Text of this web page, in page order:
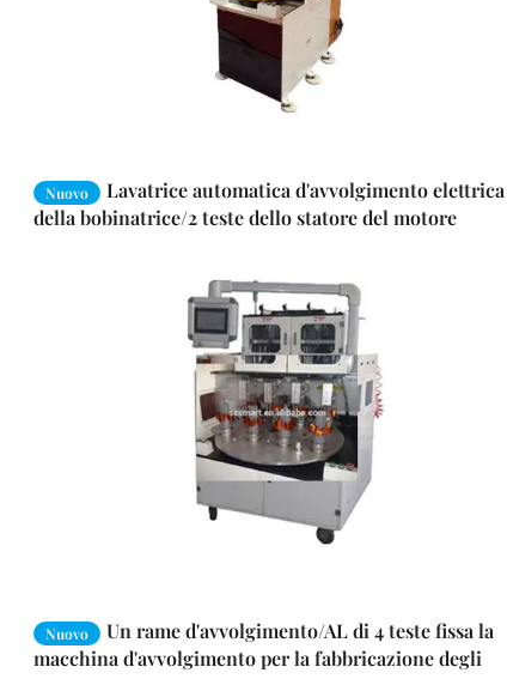
Nuovo
Lavatrice automatica d'avvolgimento elettrica
della bobinatrice/2 teste dello statore del motore
Nuovo
Un rame d'avvolgimento/AL di 4 teste fissa la
macchina d'avvolgimento per la fabbricazione degli